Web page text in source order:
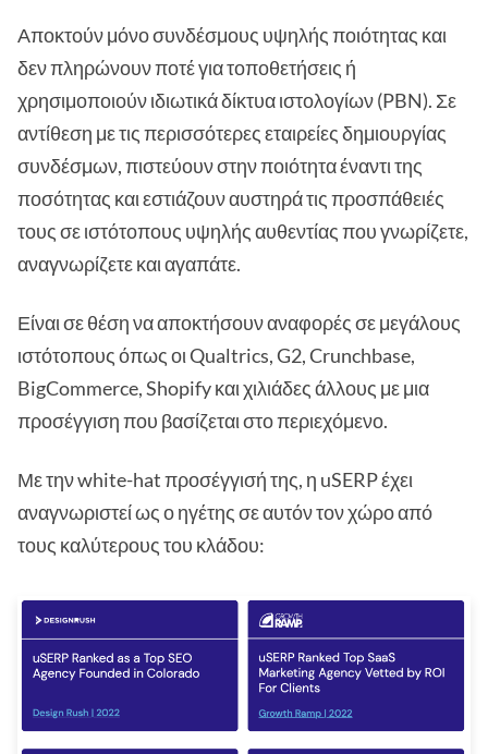
Αποκτούν μόνο συνδέσμους υψηλής ποιότητας και
δεν πληρώνουν ποτέ για τοποθετήσεις ή
χρησιμοποιούν ιδιωτικά δίκτυα ιστολογίων (PBN). Σε
αντίθεση με τις περισσότερες εταιρείες δημιουργίας
συνδέσμων, πιστεύουν στην ποιότητα έναντι της
ποσότητας και εστιάζουν αυστηρά τις προσπάθειές
τους σε ιστότοπους υψηλής αυθεντίας που γνωρίζετε,
αναγνωρίζετε και αγαπάτε.
Είναι σε θέση να αποκτήσουν αναφορές σε μεγάλους
ιστότοπους όπως οι Qualtrics, G2, Crunchbase,
BigCommerce, Shopify και χιλιάδες άλλους με μια
προσέγγιση που βασίζεται στο περιεχόμενο.
Με την white-hat προσέγγισή της, η uSERP έχει
αναγνωριστεί ως ο ηγέτης σε αυτόν τον χώρο από
τους καλύτερους του κλάδου: